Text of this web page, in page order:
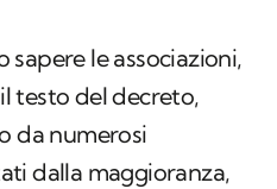
le associazioni,
testo del decreto,
da numerosi
dalla maggioranza,